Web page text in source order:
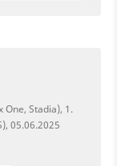
One, Stadia), 1.
05.06.2025